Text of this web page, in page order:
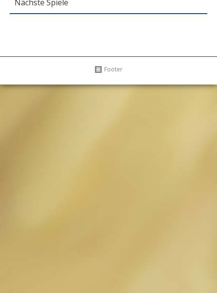
Nächste Spiele
Footer